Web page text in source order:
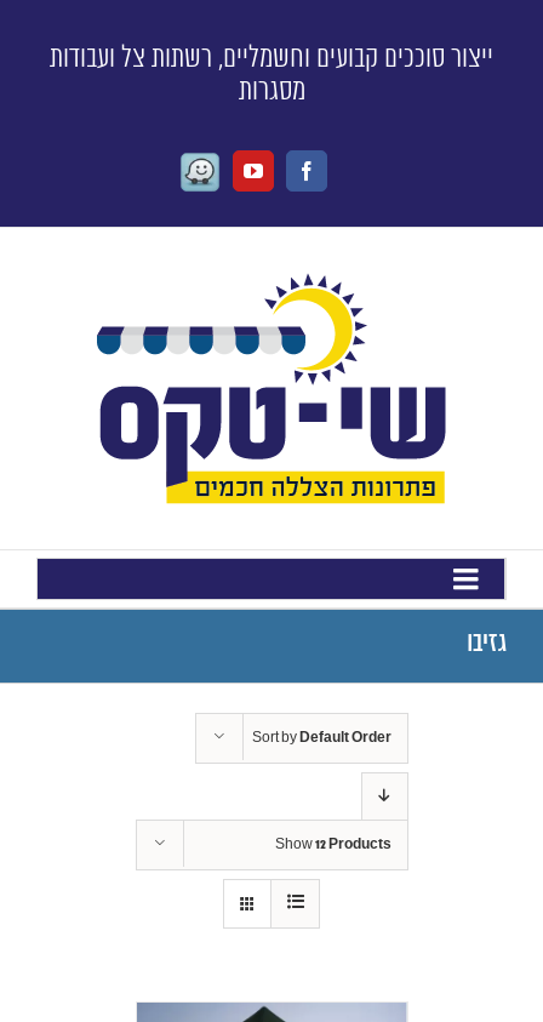
ייצור סוככים קבועים וחשמליים, רשתות צל ועבודות
מסגרות
Facebook
Youtube
Waze
גזיבו
Sort byDefault Order
Show12 Products